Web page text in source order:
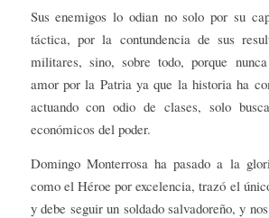
Sus enemigos lo odian no solo por su
táctica, por la contundencia de sus
militares, sino, sobre todo, porque
amor por la Patria ya que la historia ha
actuando con odio de clases, solo
económicos del poder.
Domingo Monterrosa ha pasado a la
como el Héroe por excelencia, trazó el
y debe seguir un soldado salvadoreño, y